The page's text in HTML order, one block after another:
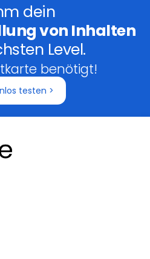
dein
von Inhalten
Level.
benötigt!
testen >